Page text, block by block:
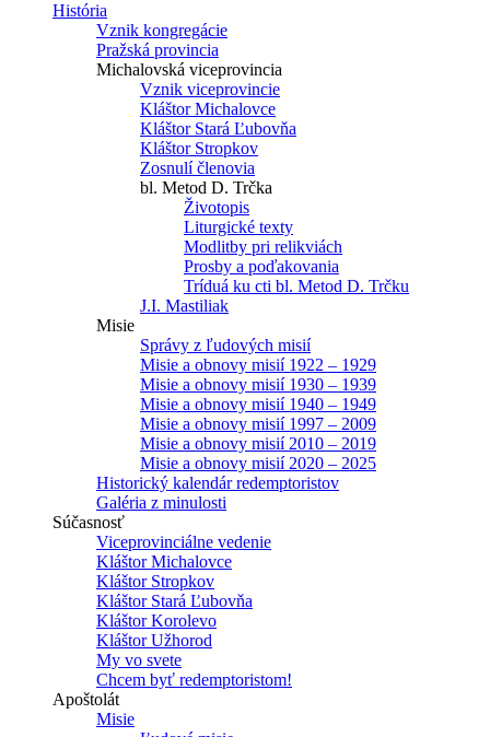
História
Vznik kongregácie
Pražská provincia
Michalovská viceprovincia
Vznik viceprovincie
Kláštor Michalovce
Kláštor Stará Ľubovňa
Kláštor Stropkov
Zosnulí členovia
bl. Metod D. Trčka
Životopis
Liturgické texty
Modlitby pri relikviách
Prosby a poďakovania
Tríduá ku cti bl. Metod D. Trčku
J.I. Mastiliak
Misie
Správy z ľudových misií
Misie a obnovy misií 1922 – 1929
Misie a obnovy misií 1930 – 1939
Misie a obnovy misií 1940 – 1949
Misie a obnovy misií 1997 – 2009
Misie a obnovy misií 2010 – 2019
Misie a obnovy misií 2020 – 2025
Historický kalendár redemptoristov
Galéria z minulosti
Súčasnosť
Viceprovinciálne vedenie
Kláštor Michalovce
Kláštor Stropkov
Kláštor Stará Ľubovňa
Kláštor Korolevo
Kláštor Užhorod
My vo svete
Chcem byť redemptoristom!
Apoštolát
Misie